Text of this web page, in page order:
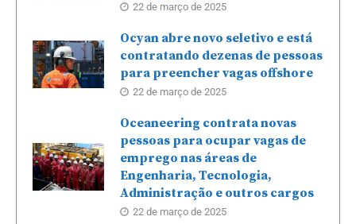
22 de março de 2025
Ocyan abre novo seletivo e está
contratando dezenas de pessoas
para preencher vagas offshore
22 de março de 2025
Oceaneering contrata novas
pessoas para ocupar vagas de
emprego nas áreas de
Engenharia, Tecnologia,
Administração e outros cargos
22 de março de 2025